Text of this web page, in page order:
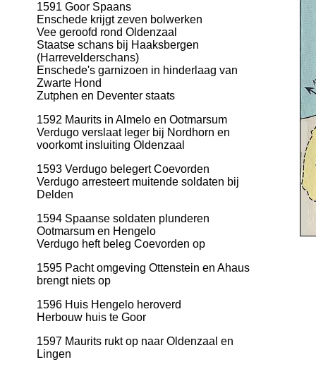
1591 Goor Spaans
Enschede krijgt zeven bolwerken
Vee geroofd rond Oldenzaal
Staatse schans bij Haaksbergen
(Harrevelderschans)
Enschede's garnizoen in hinderlaag van
Zwarte Hond
Zutphen en Deventer staats
1592 Maurits in Almelo en Ootmarsum
Verdugo verslaat leger bij Nordhorn en
voorkomt insluiting Oldenzaal
1593 Verdugo belegert Coevorden
Verdugo arresteert muitende soldaten bij
Delden
1594 Spaanse soldaten plunderen
Ootmarsum en Hengelo
Verdugo heft beleg Coevorden op
1595 Pacht omgeving Ottenstein en Ahaus
brengt niets op
1596 Huis Hengelo heroverd
Herbouw huis te Goor
1597 Maurits rukt op naar Oldenzaal en
Lingen